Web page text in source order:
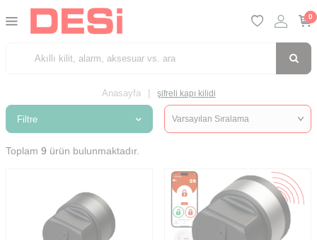
0
Anasayfa şifreli kapı kilidi
Filtre
Toplam 9 ürün bulunmaktadır.